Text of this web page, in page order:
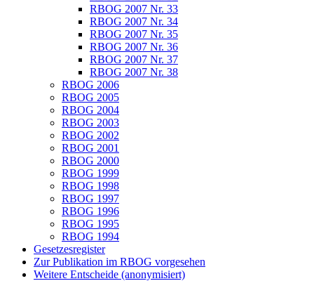
RBOG 2007 Nr. 33
RBOG 2007 Nr. 34
RBOG 2007 Nr. 35
RBOG 2007 Nr. 36
RBOG 2007 Nr. 37
RBOG 2007 Nr. 38
RBOG 2006
RBOG 2005
RBOG 2004
RBOG 2003
RBOG 2002
RBOG 2001
RBOG 2000
RBOG 1999
RBOG 1998
RBOG 1997
RBOG 1996
RBOG 1995
RBOG 1994
Gesetzesregister
Zur Publikation im RBOG vorgesehen
Weitere Entscheide (anonymisiert)